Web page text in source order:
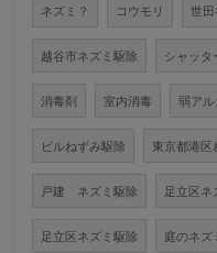
ネズミ？ コウモリ 世
越谷市ネズミ駆除 シャッタ
消毒剤 室内消毒 弱ア
ビルねずみ駆除 東京都港区
戸建 ネズミ駆除 足立区ネ
足立区ネズミ駆除 庭のネズ